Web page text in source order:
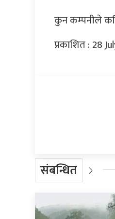
कुन कम्पनीले
प्रकाशित : 28
संबन्धित